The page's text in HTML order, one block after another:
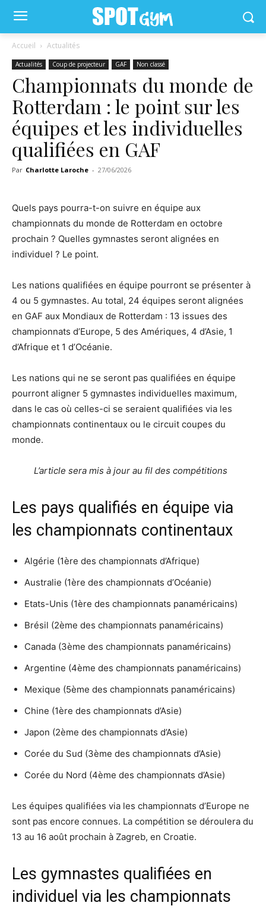
Accueil Actualités
Actualités Coup de projecteur GAF Non classé
Championnats du monde de
Rotterdam : le point sur les
équipes et les individuelles
qualifiées en GAF
Par Charlotte Laroche - 27/06/2026
Quels pays pourra-t-on suivre en équipe aux
championnats du monde de Rotterdam en octobre
prochain ? Quelles gymnastes seront alignées en
individuel ? Le point.
Les nations qualifiées en équipe pourront se présenter à
4 ou 5 gymnastes. Au total, 24 équipes seront alignées
en GAF aux Mondiaux de Rotterdam : 13 issues des
championnats d’Europe, 5 des Amériques, 4 d’Asie, 1
d’Afrique et 1 d’Océanie.
Les nations qui ne se seront pas qualifiées en équipe
pourront aligner 5 gymnastes individuelles maximum,
dans le cas où celles-ci se seraient qualifiées via les
championnats continentaux ou le circuit coupes du
monde.
L’article sera mis à jour au fil des compétitions
Les pays qualifiés en équipe via
les championnats continentaux
Algérie (1ère des championnats d’Afrique)
Australie (1ère des championnats d’Océanie)
Etats-Unis (1ère des championnats panaméricains)
Brésil (2ème des championnats panaméricains)
Canada (3ème des championnats panaméricains)
Argentine (4ème des championnats panaméricains)
Mexique (5ème des championnats panaméricains)
Chine (1ère des championnats d’Asie)
Japon (2ème des championnats d’Asie)
Corée du Sud (3ème des championnats d’Asie)
Corée du Nord (4ème des championnats d’Asie)
Les équipes qualifiées via les championnats d’Europe ne
sont pas encore connues. La compétition se déroulera du
13 au 16 août prochain à Zagreb, en Croatie.
Les gymnastes qualifiées en
individuel via les championnats